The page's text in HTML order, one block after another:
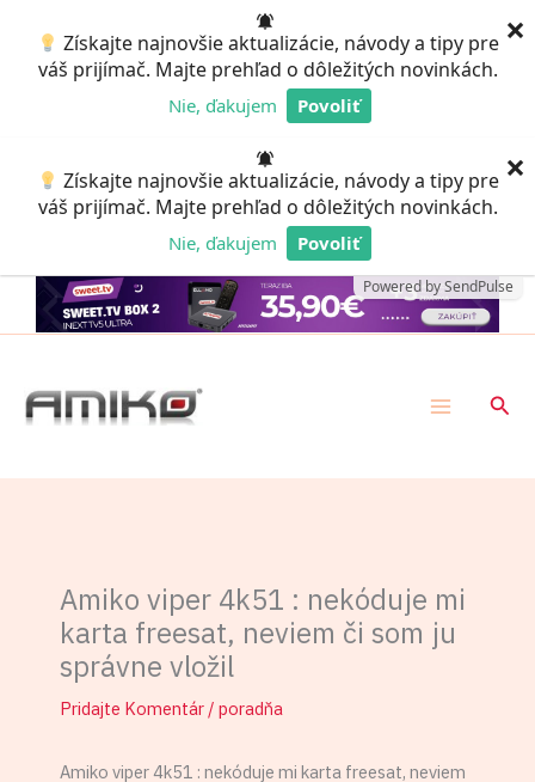
Získajte najnovšie aktualizácie, návody a tipy pre
váš prijímač. Majte prehľad o dôležitých novinkách.
Nie, ďakujem Povoliť
×
Získajte najnovšie aktualizácie, návody a tipy pre
váš prijímač. Majte prehľad o dôležitých novinkách.
Nie, ďakujem Povoliť
Powered by SendPulse
×
obsah
Amiko viper 4k51 : nekóduje mi
karta freesat, neviem či som ju
správne vložil
Pridajte Komentár / poradňa
Amiko viper 4k51 : nekóduje mi karta freesat, neviem